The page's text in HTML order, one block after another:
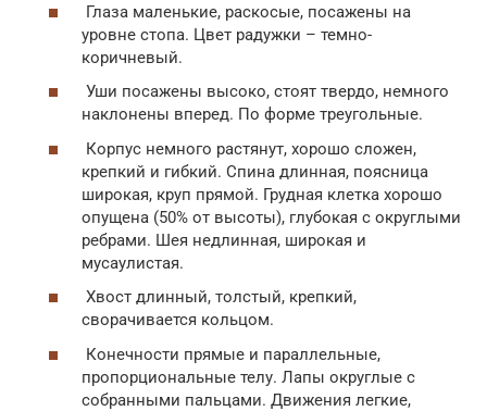
Глаза маленькие, раскосые, посажены на
уровне стопа. Цвет радужки – темно-
коричневый.
Уши посажены высоко, стоят твердо, немного
наклонены вперед. По форме треугольные.
Корпус немного растянут, хорошо сложен,
крепкий и гибкий. Спина длинная, поясница
широкая, круп прямой. Грудная клетка хорошо
опущена (50% от высоты), глубокая с округлыми
ребрами. Шея недлинная, широкая и
мусаулистая.
Хвост длинный, толстый, крепкий,
сворачивается кольцом.
Конечности прямые и параллельные,
пропорциональные телу. Лапы округлые с
собранными пальцами. Движения легкие,